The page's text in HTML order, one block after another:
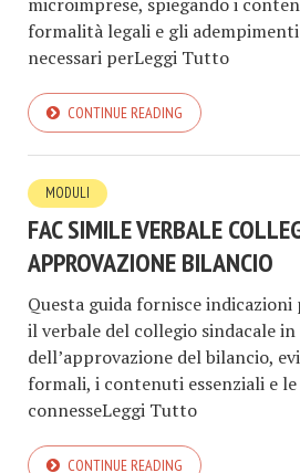
formalità legali e gli
necessari perLeggi Tutto
CONTINUE READING
MODULI
FAC SIMILE VERBALE
APPROVAZIONE BILANCIO​​
Questa guida fornisce
il verbale del collegio sindacale in
dell’approvazione del bilancio,
formali, i contenuti essenziali e
connesseLeggi Tutto
CONTINUE READING